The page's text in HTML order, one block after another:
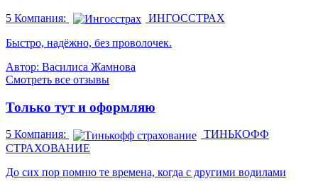
5 Компания: ИНГОССТРАХ
Быстро, надёжно, без проволочек.
Автор: Василиса Жамнова
Смотреть все отзывы
Только тут и оформляю
5 Компания:
ТИНЬКОФФ
СТРАХОВАНИЕ
До сих пор помню те времена, когда с другими водилами